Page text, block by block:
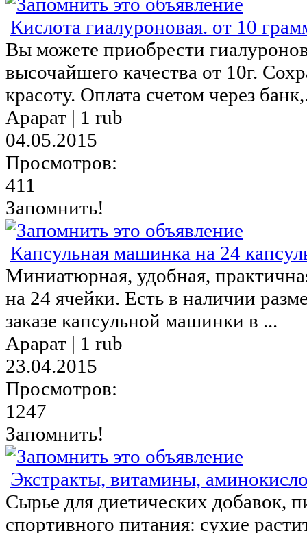
Кислота гиалуроновая. от 10
Вы можете приобрести
высочайшего качества от 10г.
красоту. Оплата счетом через
Арарат | 1 rub
04.05.2015
Просмотров:
411
Запомнить!
Капсульная машинка на 24
Миниатюрная, удобная,
на 24 ячейки. Есть в наличии
заказе капсульной машинки в ...
Арарат | 1 rub
23.04.2015
Просмотров:
1247
Запомнить!
Экстракты, витамины,
Сырье для диетических добавок,
спортивного питания: сухие